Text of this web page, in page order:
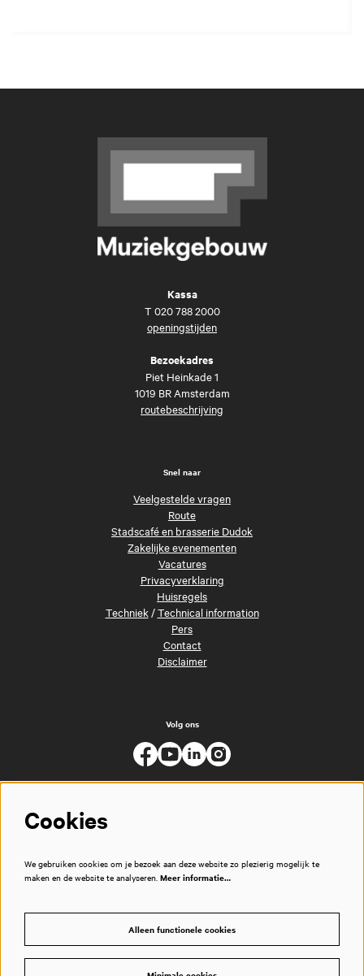
Kassa
T 020 788 2000
openingstijden
Bezoekadres
Piet Heinkade 1
1019 BR Amsterdam
routebeschrijving
Snel naar
Veelgestelde vragen
Route
Stadscafé en brasserie Dudok
Zakelijke evenementen
Vacatures
Privacyverklaring
Huisregels
Techniek/Technical information
Pers
Contact
Disclaimer
Volg ons
Cookies
We gebruiken cookies om je bezoek aan deze website zo plezierig mogelijk te
maken en de website te analyseren. Meer informatie…
Alleen functionele cookies